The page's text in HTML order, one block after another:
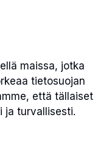
maissa, jotka
tietosuojan
että tällaiset
ja turvallisesti.